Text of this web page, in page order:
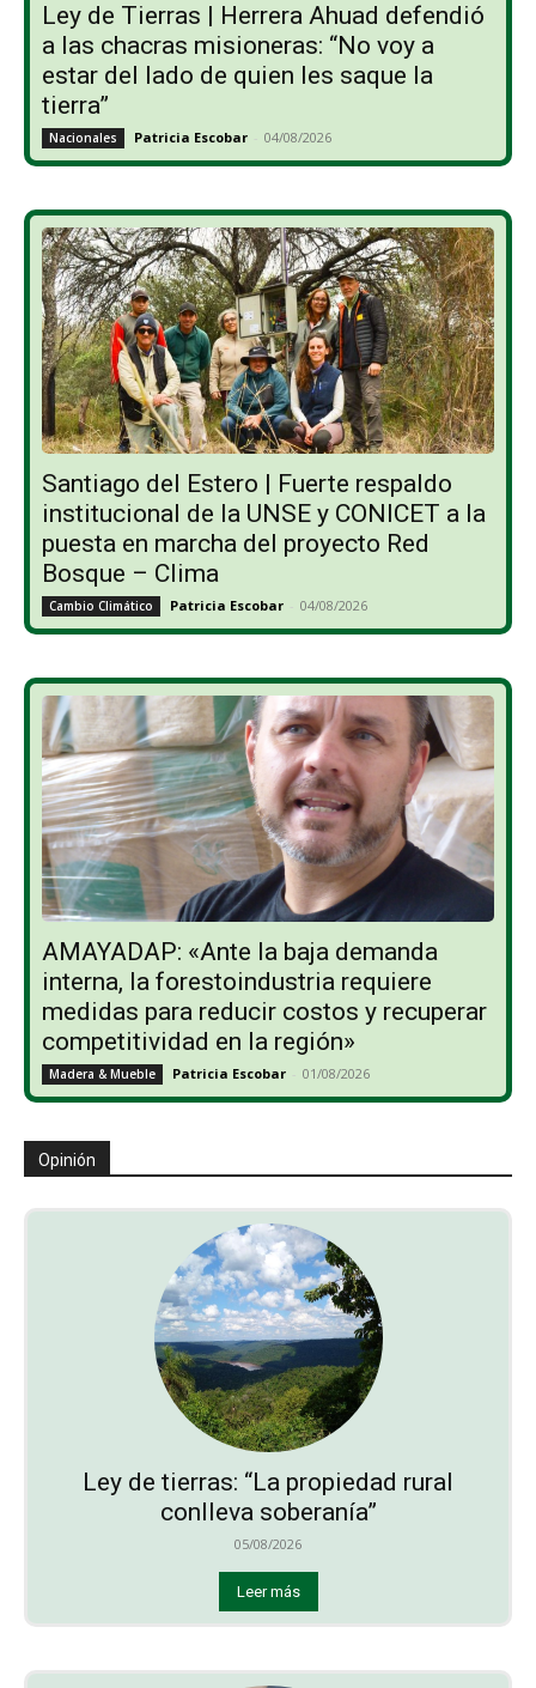
Ley de Tierras | Herrera Ahuad defendió
a las chacras misioneras: “No voy a
estar del lado de quien les saque la
tierra”
Nacionales Patricia Escobar - 04/08/2026
Santiago del Estero | Fuerte respaldo
institucional de la UNSE y CONICET a la
puesta en marcha del proyecto Red
Bosque – Clima
Cambio Climático Patricia Escobar - 04/08/2026
AMAYADAP: «Ante la baja demanda
interna, la forestoindustria requiere
medidas para reducir costos y recuperar
competitividad en la región»
Madera & Mueble Patricia Escobar - 01/08/2026
Opinión
Ley de tierras: “La propiedad rural
conlleva soberanía”
05/08/2026
Leer más